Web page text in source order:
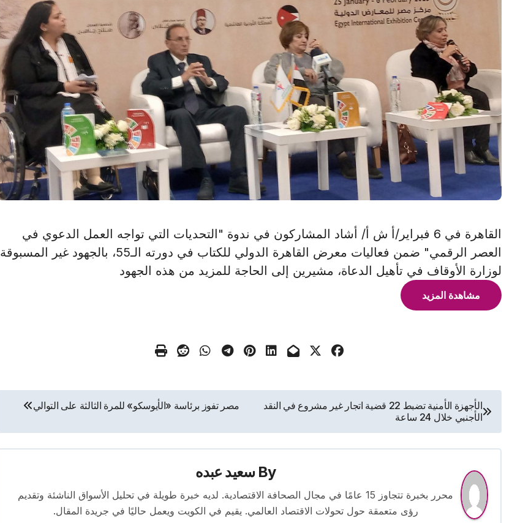
القاهرة في 6 فبراير/أ ش أ/ أشاد المشاركون في ندوة "التحديات التي تواجه العمل الدعوي في
العصر الرقمي" ضمن فعاليات معرض القاهرة الدولي للكتاب في دورته الـ55، بالجهود غير المسبوقة
لوزارة الأوقاف في تأهيل الدعاة، مشيرين إلى الحاجة للمزيد من هذه الجهود
مشاهدة المزيد
تصفّح
المقالات
الأجهزة الأمنية تضبط 22 قضية اتجار غير مشروع في النقد
الأجنبي خلال 24 ساعة
مصر تفوز برئاسة «الأيوسكو» للمرة الثالثة على التوالي
By سعيد عبده
محرر بخبرة تتجاوز 15 عامًا في مجال الصحافة الاقتصادية. لديه خبرة طويلة في تحليل الأسواق الناشئة وتقديم
رؤى متعمقة حول تحولات الاقتصاد العالمي. يقيم في الكويت ويعمل حاليًا في جريدة المقال.